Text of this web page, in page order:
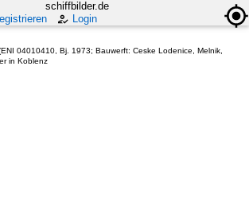
schiffbilder.de
Login
04010410, Bj. 1973; Bauwerft: Ceske Lodenice, Melnik,
in Koblenz